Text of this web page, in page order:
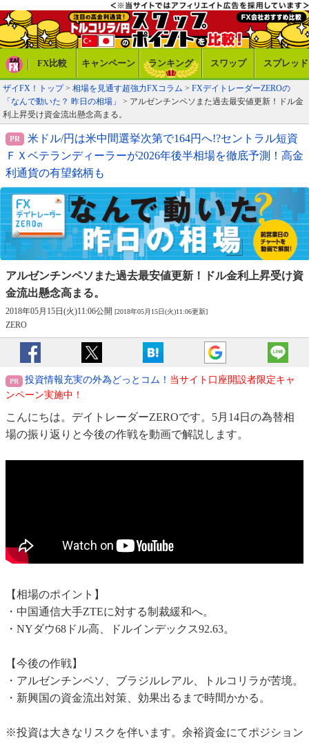
FX比較 キャンペーン ランキング スワップ スプレッド
ザイFX！トップ> 相場を見通す超強力FXコラム > FXデイトレーダーZEROの
「なんで動いた？ 昨日の相場」
> アルゼンチンペソまた過去最安値更新！ドル金
利上昇受け資金流出懸念高まる。
米ドル/円は米中間選挙次第で164円へ!?セントラル短資
ＦＸベテランディーラーが2026年後半相場を徹底予測！高金
利通貨の有望銘柄も
アルゼンチンペソまた過去最安値更新！
ドル金利上昇受け資
金流出懸念高まる。
2018年05月15日(火)11:06公開 [2018年05月15日(火)11:06更新]
ZERO
投資情報充実の外為どっとコム！ 当サイト口座開設者限定キャ
ンペーン実施中！
こんにちは。デイトレーダーZEROです。5月14日の為替相
場の振り返りと今後の作戦を動画で解説します。
【相場のポイント】
・中国通信大手ZTEに対する制裁緩和へ。
・NYダウ68ドル高、ドルインデックス92.63。
【今後の作戦】
・アルゼンチンペソ、ブラジルレアル、トルコリラが苦境。
・新興国の資金流出対策、効果出るまで時間かかる。
※投資は大きなリスクを伴います。余裕資金にてポジション